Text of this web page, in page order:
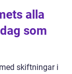
alla
som
skiftningar i